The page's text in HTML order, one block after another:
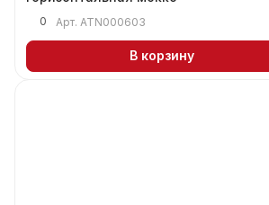
0 Арт. ATN000603
В корзину